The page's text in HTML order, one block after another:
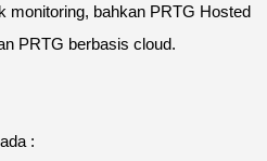
monitoring, bahkan PRTG Hosted
PRTG berbasis cloud.
: